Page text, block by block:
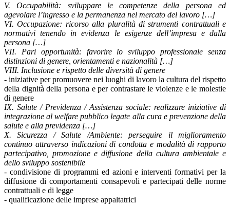
V. Occupabilità: sviluppare le competenze della persona ed
agevolare l’ingresso e la permanenza nel mercato del lavoro […]
VI. Occupazione: ricorso alla pluralità di strumenti contrattuali e
normativi tenendo in evidenza le esigenze dell’impresa e dalla
persona […]
VII. Pari opportunità: favorire lo sviluppo professionale senza
distinzioni di genere, orientamenti e nazionalità […]
VIII. Inclusione e rispetto delle diversità di genere
- iniziative per promuovere nei luoghi di lavoro la cultura del rispetto
della dignità della persona e per contrastare le violenze e le molestie
di genere
IX. Salute / Previdenza / Assistenza sociale: realizzare iniziative di
integrazione al welfare pubblico legate alla cura e prevenzione della
salute e alla previdenza […]
X. Sicurezza / Salute /Ambiente: perseguire il miglioramento
continuo attraverso indicazioni di condotta e modalità di rapporto
partecipativo, promozione e diffusione della cultura ambientale e
dello sviluppo sostenibile
- condivisione di programmi ed azioni e interventi formativi per la
diffusione di comportamenti consapevoli e partecipati delle norme
contrattuali e di legge
- qualificazione delle imprese appaltatrici